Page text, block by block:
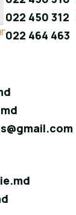
022 450 312
022 464 463